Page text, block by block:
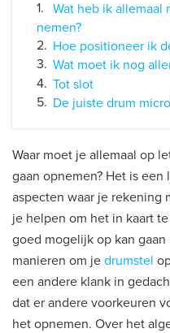
Wat heb ik allemaal
nemen?
Hoe positioneer ik
Wat moet ik nog
Tot slot
De juiste drum
Waar moet je allemaal op
gaan opnemen? Het is
aspecten waar je rekening
je helpen om het in kaart
goed mogelijk op kan
manieren om je drumstel
een andere klank in
dat er andere voorkeuren
het opnemen. Over het